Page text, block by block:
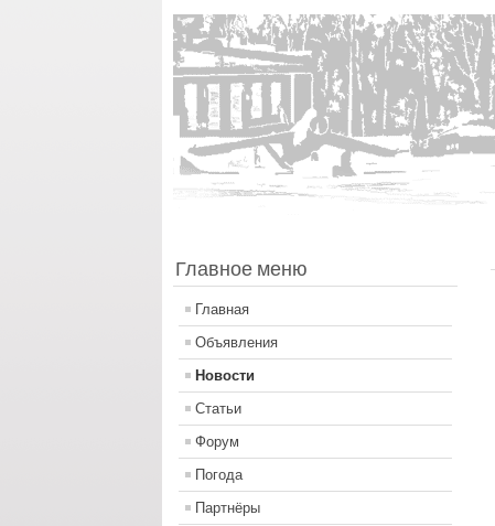
Главное меню
Главная
Объявления
Новости
Статьи
Форум
Погода
Партнёры